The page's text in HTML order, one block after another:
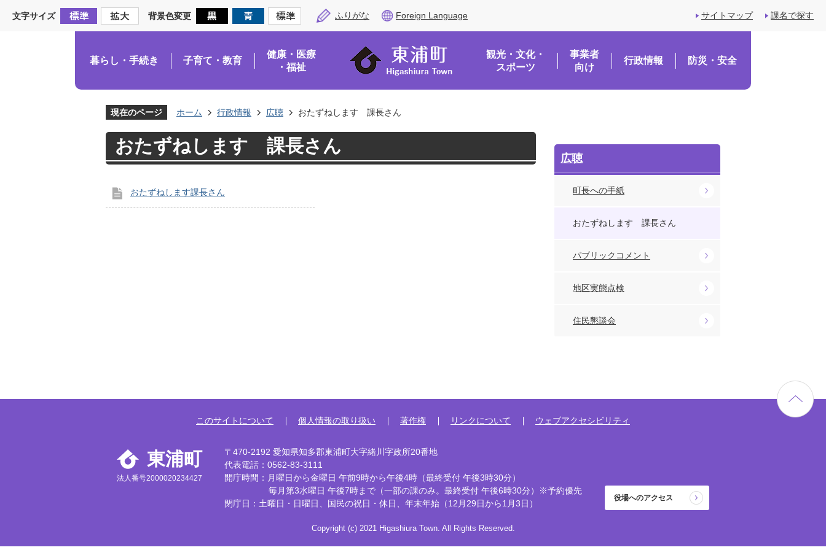
文字サイズ 背景色変更 ふりがな Foreign Language サイトマップ 課名で探す
暮らし・手続き 子育て・教育
健康・医療
・福祉
観光・文化・
スポーツ
事業者
向け
行政情報 防災・安全
現在のページ ホーム 行政情報 広聴 おたずねします 課長さん
おたずねします 課長さん
おたずねします課長さん
広聴
町長への手紙
おたずねします 課長さん
パブリックコメント
地区実態点検
住民懇談会
このサイトについて 個人情報の取り扱い 著作権 リンクについて ウェブアクセシビリティ
東浦町
法人番号2000020234427
〒470-2192 愛知県知多郡東浦町大字緒川字政所20番地
代表電話：0562-83-3111
開庁時間：月曜日から金曜日 午前9時から午後4時 （最終受付 午後3時30分）
毎月第3水曜日 午後7時まで （一部の課のみ。最終受付 午後6時30分）※予約優先
閉庁日：土曜日・日曜日、国民の祝日・休日、年末年始（12月29日から1月3日）
役場へのアクセス
Copyright (c) 2021 Higashiura Town. All Rights Reserved.